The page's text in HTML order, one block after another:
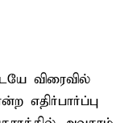
விரைவில்
எதிர்பார்ப்பு